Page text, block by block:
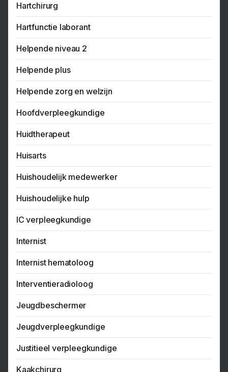
Hartchirurg
Hartfunctie laborant
Helpende niveau 2
Helpende plus
Helpende zorg en welzijn
Hoofdverpleegkundige
Huidtherapeut
Huisarts
Huishoudelijk medewerker
Huishoudelijke hulp
IC verpleegkundige
Internist
Internist hematoloog
Interventieradioloog
Jeugdbeschermer
Jeugdverpleegkundige
Justitieel verpleegkundige
Kaakchirurg